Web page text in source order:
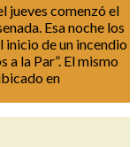
jueves comenzó el
Esa noche los
de un incendio
a la Par”. El mismo
en